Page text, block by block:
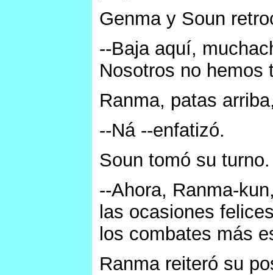
Genma y Soun
--Baja aquí,
Nosotros no hemos
Ranma, patas
--Ná --enfatizó.
Soun tomó su turno.
--Ahora, Ranma-
las ocasiones
los combates más
Ranma reiteró su